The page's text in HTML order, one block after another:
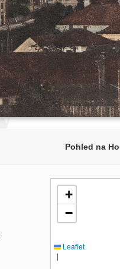
Pohled na
+
−
Leaflet
|